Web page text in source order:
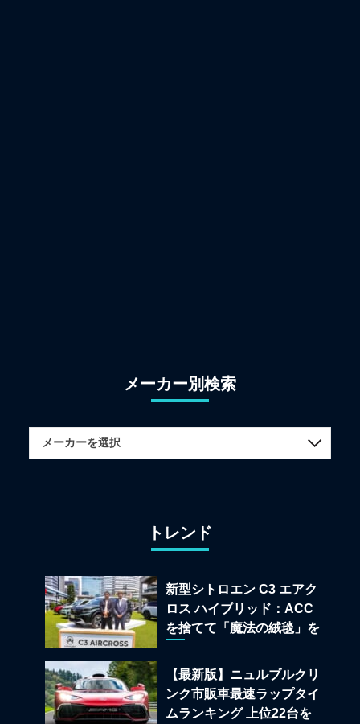
メーカー別検索
トレンド
新型シトロエン C3 エアク
ロス ハイブリッド：ACC
を捨てて「魔法の絨毯」を
児
【最新版】ニュルブルクリ
ンク市販車最速ラップタイ
ムランキング 上位22台を